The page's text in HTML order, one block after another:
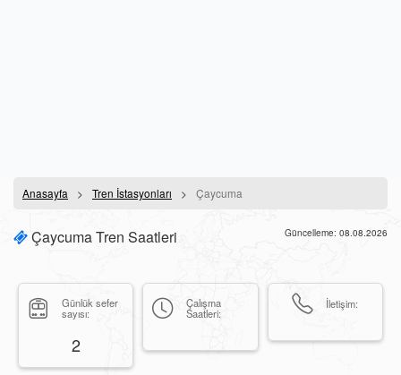
Anasayfa Tren İstasyonları Çaycuma
Çaycuma Tren Saatleri Güncelleme: 08.08.2026
Günlük sefer
sayısı:
2
Çalışma
Saatleri:
İletişim: